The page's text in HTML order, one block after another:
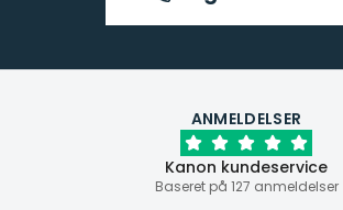
ANMELDELSER
Kanon kundeservice
Baseret på 127 anmeldelser